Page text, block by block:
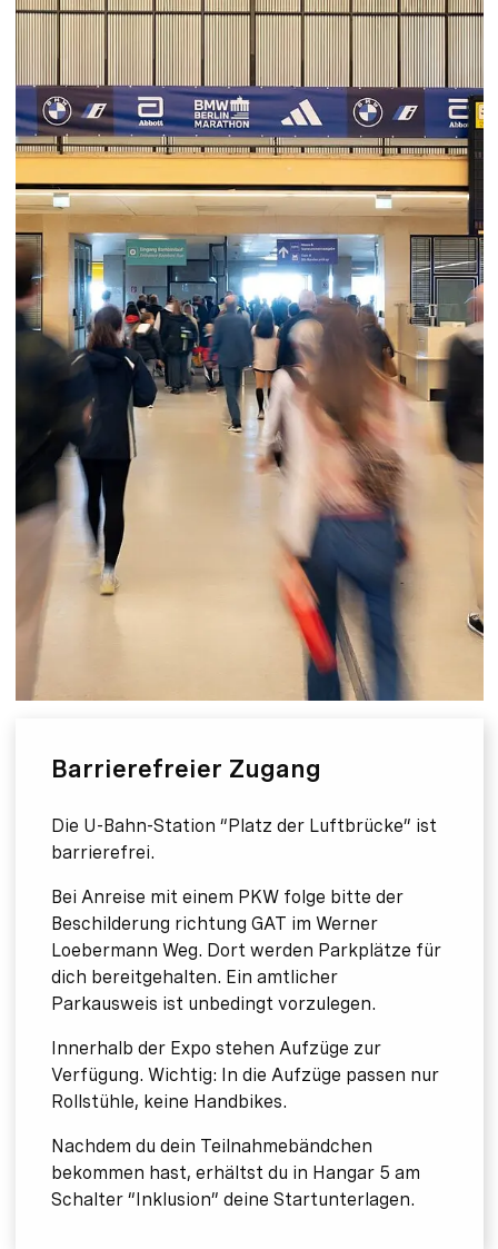
Barrierefreier Zugang
Die U-Bahn-Station “Platz der Luftbrücke” ist
barrierefrei.
Bei Anreise mit einem PKW folge bitte der
Beschilderung richtung GAT im Werner
Loebermann Weg. Dort werden Parkplätze für
dich bereitgehalten. Ein amtlicher
Parkausweis ist unbedingt vorzulegen.
Innerhalb der Expo stehen Aufzüge zur
Verfügung. Wichtig: In die Aufzüge passen nur
Rollstühle, keine Handbikes.
Nachdem du dein Teilnahmebändchen
bekommen hast, erhältst du in Hangar 5 am
Schalter “Inklusion” deine Startunterlagen.